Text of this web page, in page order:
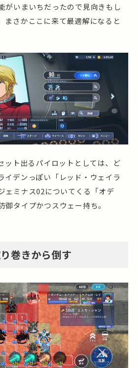
がいまいちだったので見向きもし
まさかここに来て最適解になると
ット出るパイロットとしては、ど
イデンっぽい「レッド・ウェイラ
ェミナス02についてくる「オデ
御タイプかつスウェー持ち。
巻きから倒す